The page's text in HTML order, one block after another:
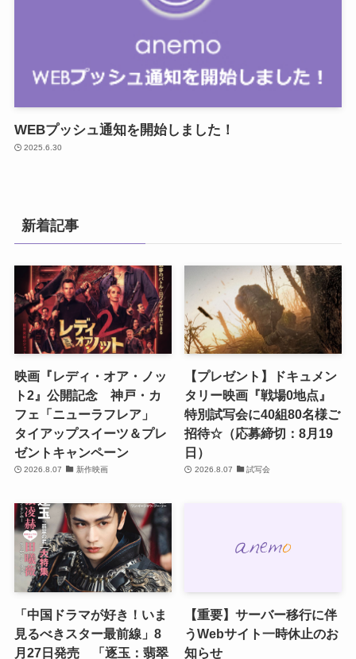
WEBプッシュ通知を開始しました！
2025.6.30
新着記事
映画『レディ・オア・ノッ
ト2』公開記念 神戸・カ
フェ「ニューラフレア」
タイアップスイーツ＆プレ
ゼントキャンペーン
2026.8.07 新作映画
【プレゼント】ドキュメン
タリー映画『戦場0地点』
特別試写会に40組80名様ご
招待☆（応募締切：8月19
日）
2026.8.07 試写会
「中国ドラマが好き！いま
見るべきスター最前線」8
月27日発売 「逐玉：翡翠
【重要】サーバー移行に伴
うWebサイト一時休止のお
知らせ